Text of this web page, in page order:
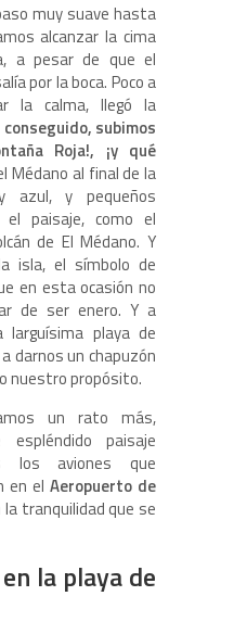
muy suave hasta
alcanzar la cima
a pesar de que el
por la boca. Poco a
la calma, llegó la
conseguido, subimos
Roja!, ¡y qué
Médano al final de la
azul, y pequeños
el paisaje, como el
de El Médano. Y
isla, el símbolo de
en esta ocasión no
de ser enero. Y a
playa de
darnos un chapuzón
nuestro propósito.
un rato más,
espléndido paisaje
los aviones que
en el Aeropuerto de
tranquilidad que se
la playa de